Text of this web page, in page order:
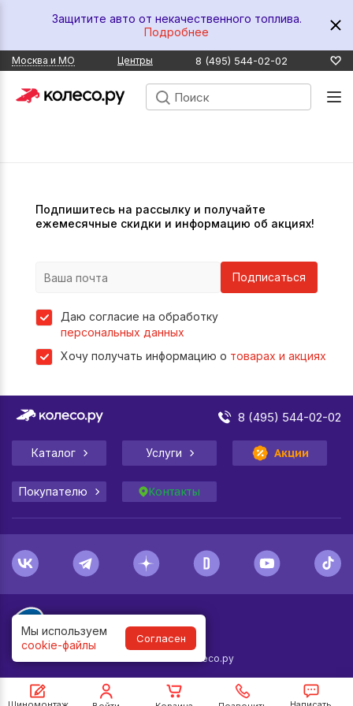
Мы используем
cookie-файлы
Согласен
Защитите авто от некачественного топлива.
Подробнее
Москва и МО Центры 8 (495) 544-02-02
Подпишитесь на рассылку и получайте
ежемесячные скидки и информацию об акциях!
Подписаться
Даю согласие на обработку
персональных данных
Хочу получать информацию о товарах и акциях
8 (495) 544-02-02
Каталог Услуги Акции
Покупателю Контакты
© Колесо.ру